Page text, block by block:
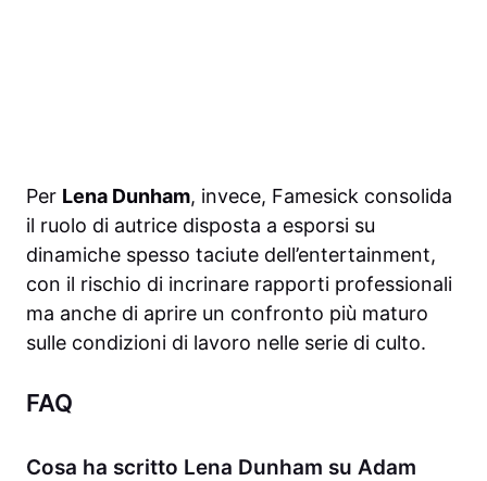
Per Lena Dunham, invece, Famesick consolida
il ruolo di autrice disposta a esporsi su
dinamiche spesso taciute dell’entertainment,
con il rischio di incrinare rapporti professionali
ma anche di aprire un confronto più maturo
sulle condizioni di lavoro nelle serie di culto.
FAQ
Cosa ha scritto Lena Dunham su Adam